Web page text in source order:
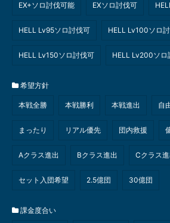
EX+ソロ討伐可能 EXソロ討伐可
HELL Lv95ソロ討伐可 HELL Lv100ソロ
HELL Lv150ソロ討伐可 HELL Lv200ソロ
希望方針
本戦全勝 本戦勝利 本戦進出 自
まったり リアル優先 団内救援
Aクラス進出 Bクラス進出 Cクラス
セット入団希望 2.5億団 30億団
課金度合い